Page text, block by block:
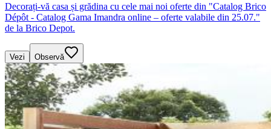
Decorați-vă casa și grădina cu cele mai noi oferte din "Catalog Brico
Dépôt - Catalog Gama Imandra online – oferte valabile din 25.07."
de la Brico Depot.
Vezi Observă